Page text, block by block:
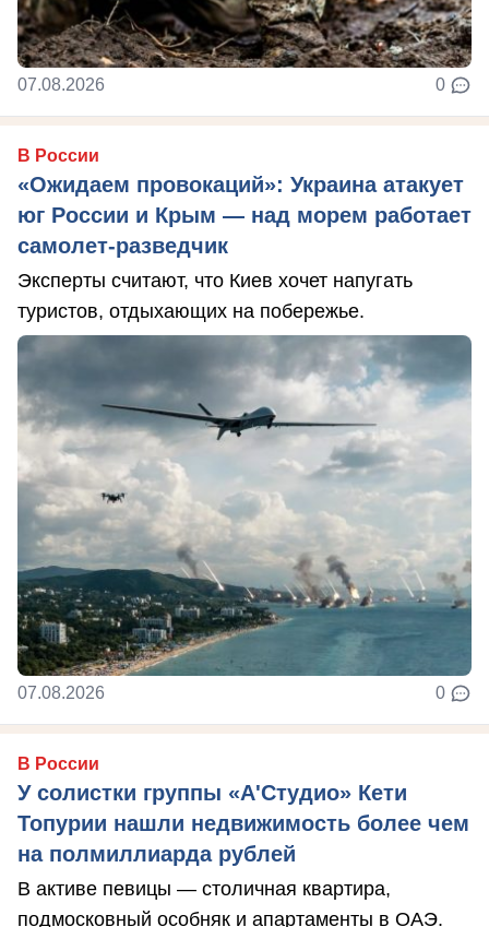
07.08.2026 0
В России
«Ожидаем провокаций»: Украина атакует
юг России и Крым — над морем работает
самолет-разведчик
Эксперты считают, что Киев хочет напугать
туристов, отдыхающих на побережье.
07.08.2026 0
В России
У солистки группы «А'Студио» Кети
Топурии нашли недвижимость более чем
на полмиллиарда рублей
В активе певицы — столичная квартира,
подмосковный особняк и апартаменты в ОАЭ.